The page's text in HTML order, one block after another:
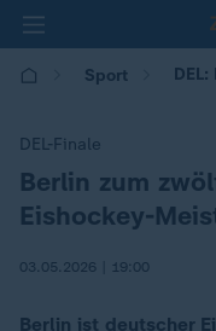
Sport
DEL-Finale
:Berlin zum
Eishockey-
03.05.2026 | 19:00
Berlin ist deutscher